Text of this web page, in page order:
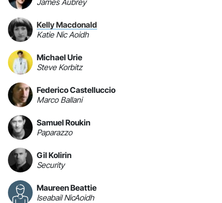
Kelly Macdonald
Katie Nic Aoidh
Michael Urie
Steve Korbitz
Federico Castelluccio
Marco Ballani
Samuel Roukin
Paparazzo
Gil Kolirin
Security
Maureen Beattie
Iseabail NicAoidh